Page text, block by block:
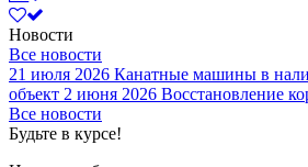
Новости
Все новости
21 июля 2026 Канатные машины в
объект 2 июня 2026 Восстановление
Все новости
Будьте в курсе!